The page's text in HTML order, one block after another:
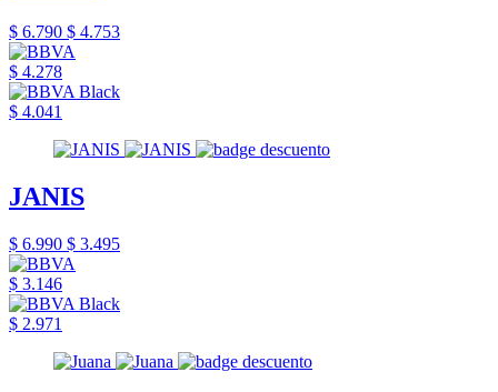
$ 6.790 $ 4.753
$ 4.278
$ 4.041
JANIS
$ 6.990 $ 3.495
$ 3.146
$ 2.971